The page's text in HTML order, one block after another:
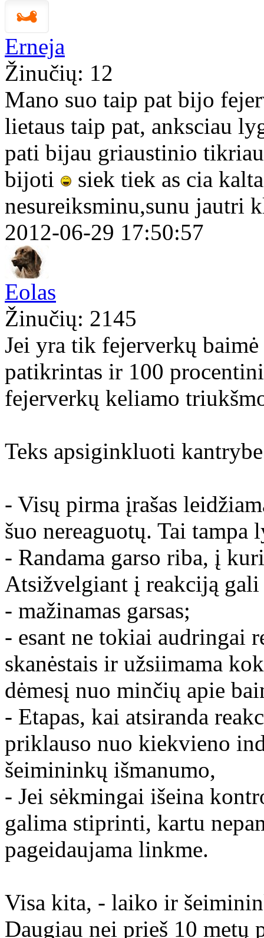
Erneja
Žinučių: 12
Mano suo taip pat bijo
lietaus taip pat, anksciau
pati bijau griaustinio
bijoti
siek tiek as cia
nesureiksminu,sunu jautri
2012-06-29 17:50:57
Eolas
Žinučių: 2145
Jei yra tik fejerverkų
patikrintas ir 100
fejerverkų keliamo
Teks apsiginkluoti
- Visų pirma įrašas
šuo nereaguotų. Tai
- Randama garso riba, į
Atsižvelgiant į reakciją
- mažinamas garsas;
- esant ne tokiai audringai
skanėstais ir užsiimama
dėmesį nuo minčių apie
- Etapas, kai atsiranda
priklauso nuo kiekvieno
šeimininkų išmanumo,
- Jei sėkmingai išeina
galima stiprinti, kartu
pageidaujama linkme.
Visa kita, - laiko ir
Daugiau nei prieš 10 metų